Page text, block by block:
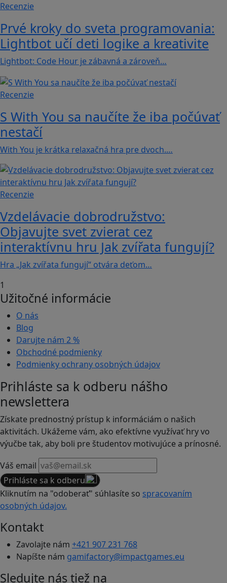
Recenzie
Prvé kroky do sveta programovania:
Lightbot učí deti logike a kreativite
Lightbot: Code Hour je zábavná a zároveň…
Recenzie
S With You sa naučíte že iba počúvať
nestačí
With You je krátka relaxačná hra pre dvoch.…
Recenzie
Vzdelávacie dobrodružstvo:
Objavujte svet zvierat cez
interaktívnu hru Jak zvířata fungují?
Hra „Jak zvířata fungují“ otvára deťom…
1
Užitočné informácie
O nás
Blog
Darujte nám 2 %
Obchodné podmienky
Podmienky ochrany osobných údajov
Prihláste sa k odberu nášho
newslettera
Získate prednostný prístup k informáciám o našich
aktivitách. Ukážeme vám, ako efektívne využívať hry vo
výučbe tak, aby boli pre študentov motivujúce a prínosné.
Váš email
Prihláste sa k odberu
Kliknutím na "odoberať" súhlasíte so spracovaním
osobných údajov.
Kontakt
Zavolajte nám +421 907 231 768
Napíšte nám gamifactory@impactgames.eu
Sledujte nás tiež na